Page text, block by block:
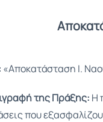
«Αποκατάσταση Ι.
της Πράξης: Η
που